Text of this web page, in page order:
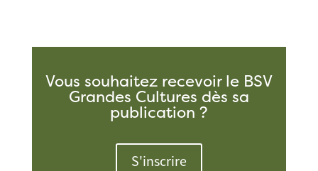
Vous souhaitez recevoir le BSV
Grandes Cultures dès sa
publication ?
S'inscrire